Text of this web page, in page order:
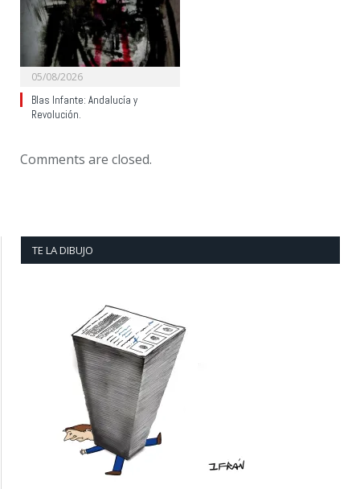
05/08/2026
Blas Infante: Andalucía y
Revolución.
Comments are closed.
TE LA DIBUJO